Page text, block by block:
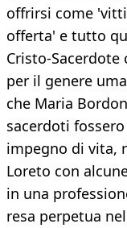
offrirsi come
offerta' e tutto
Cristo-
per il genere
che Maria
sacerdoti
impegno di vita,
Loreto con
in una
resa perpetua